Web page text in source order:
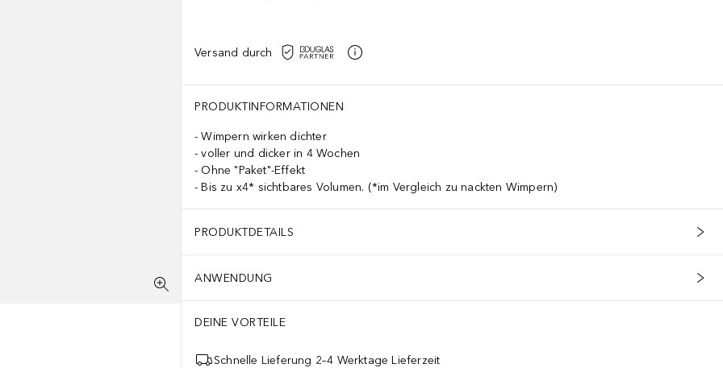
Versand durch
PRODUKTINFORMATIONEN
Wimpern wirken dichter
voller und dicker in 4 Wochen
Ohne "Paket"-Effekt
Bis zu x4* sichtbares Volumen. (*im Vergleich zu nackten Wimpern)
PRODUKTDETAILS
ANWENDUNG
DEINE VORTEILE
Schnelle Lieferung 2–4 Werktage Lieferzeit